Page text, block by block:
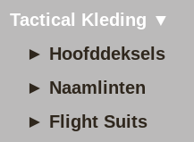
Tactical Kleding ▼
► Hoofddeksels
► Naamlinten
► Flight Suits